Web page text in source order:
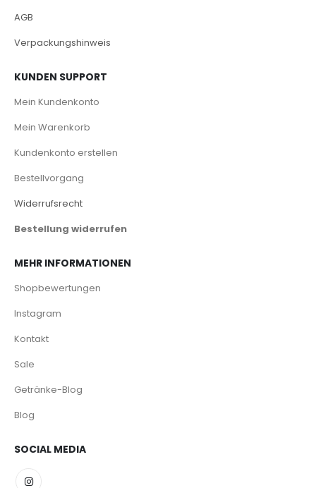
AGB
Verpackungshinweis
KUNDEN SUPPORT
Mein Kundenkonto
Mein Warenkorb
Kundenkonto erstellen
Bestellvorgang
Widerrufsrecht
Bestellung widerrufen
MEHR INFORMATIONEN
Shopbewertungen
Instagram
Kontakt
Sale
Getränke-Blog
Blog
SOCIAL MEDIA